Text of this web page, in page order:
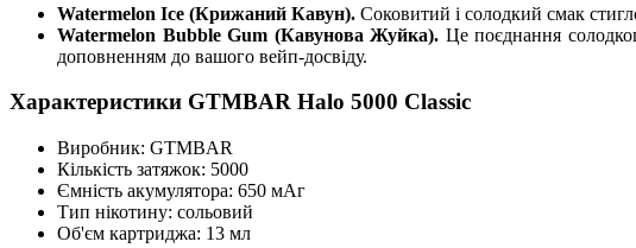
Watermelon Ice (Крижаний Кавун). Соковитий і солодкий смак
Watermelon Bubble Gum (Кавунова Жуйка). Це поєднання
доповненням до вашого вейп-досвіду.
Характеристики GTMBAR Halo 5000 Classic
Виробник: GTMBAR
Кількість затяжок: 5000
Ємність акумулятора: 650 мАг
Тип нікотину: сольовий
Об'єм картриджа: 13 мл